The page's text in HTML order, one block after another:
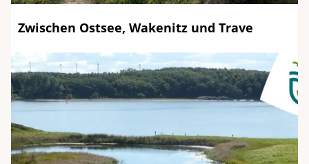
Zwischen Ostsee, Wakenitz und Trave